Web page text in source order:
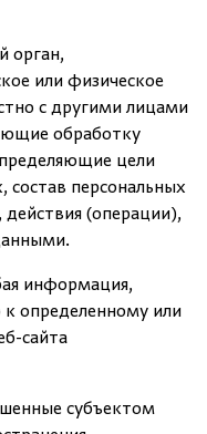
орган,
или физическое
с другими лицами
обработку
цели
персональных
(операции),
информация,
к определенному или
сайта
субъектом